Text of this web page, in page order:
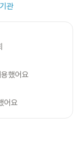
관
했어요
어요